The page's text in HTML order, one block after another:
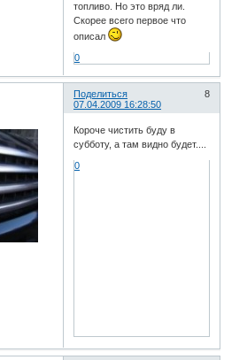
топливо. Но это вряд ли.
Скорее всего первое что
описал
0
Поделиться
8
07.04.2009 16:28:50
Короче чистить буду в
субботу, а там видно будет....
0